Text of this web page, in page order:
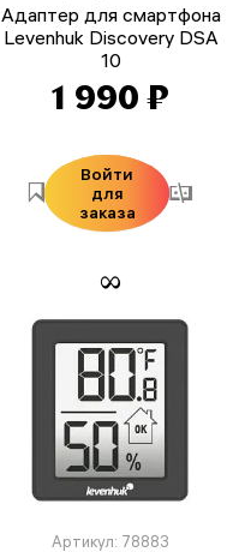
Адаптер для смартфона
Levenhuk Discovery DSA
10
1 990 ₽
Войти
для
заказа
Артикул: 78883